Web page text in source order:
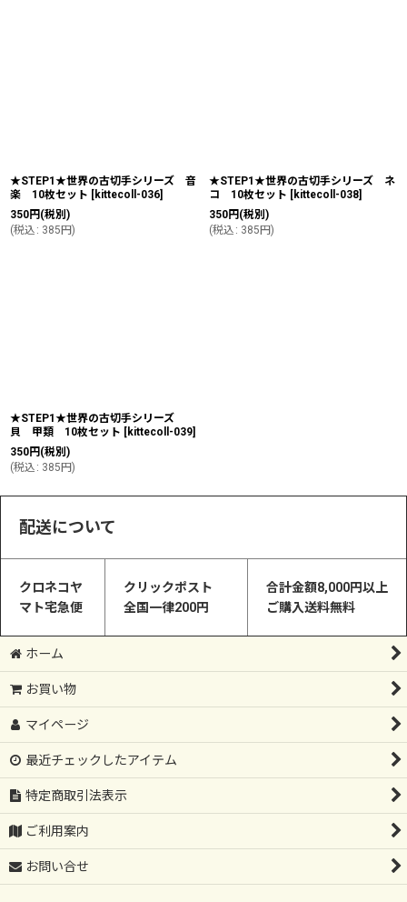
★STEP1★世界の古切手シリーズ 音
楽 10枚セット [kittecoll-036]
350円 (税別)
(税込 : 385円)
★STEP1★世界の古切手シリーズ ネ
コ 10枚セット [kittecoll-038]
350円 (税別)
(税込 : 385円)
★STEP1★世界の古切手シリーズ
貝 甲類 10枚セット [kittecoll-039]
350円 (税別)
(税込 : 385円)
配送について
クロネコヤ
マト宅急便
クリックポスト
全国一律200円
合計金額8,000円以上
ご購入送料無料
ホーム
お買い物
マイページ
最近チェックしたアイテム
特定商取引法表示
ご利用案内
お問い合せ